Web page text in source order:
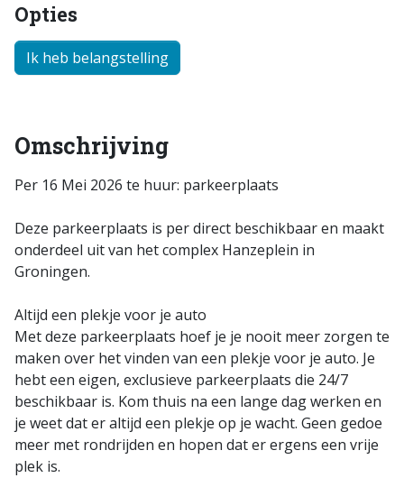
Opties
Ik heb belangstelling
Omschrijving
Per 16 Mei 2026 te huur: parkeerplaats
Deze parkeerplaats is per direct beschikbaar en maakt
onderdeel uit van het complex Hanzeplein in
Groningen.
Altijd een plekje voor je auto
Met deze parkeerplaats hoef je je nooit meer zorgen te
maken over het vinden van een plekje voor je auto. Je
hebt een eigen, exclusieve parkeerplaats die 24/7
beschikbaar is. Kom thuis na een lange dag werken en
je weet dat er altijd een plekje op je wacht. Geen gedoe
meer met rondrijden en hopen dat er ergens een vrije
plek is.